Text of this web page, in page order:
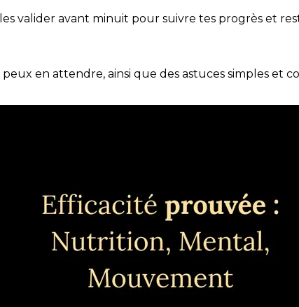
valider avant minuit pour suivre tes progrès et
en attendre, ainsi que des astuces simples et